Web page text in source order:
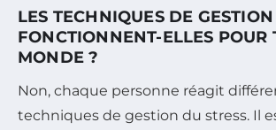
LES TECHNIQUES DE
FONCTIONNENT-ELLES POUR
MONDE ?
Non, chaque personne réagit
techniques de gestion du stress. Il